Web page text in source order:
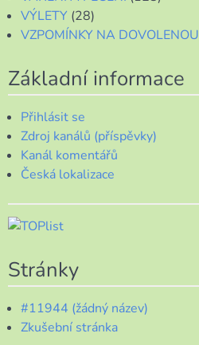
VÝLETY (28)
VZPOMÍNKY NA DOVOLENOU
Základní informace
Přihlásit se
Zdroj kanálů (příspěvky)
Kanál komentářů
Česká lokalizace
Stránky
#11944 (žádný název)
Zkušební stránka